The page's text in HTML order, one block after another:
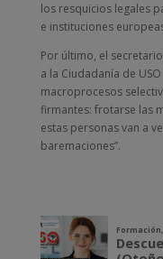
los resquicios legales
e instituciones
Por último, el
a la Ciudadanía de
macroprocesos
firmantes: frotarse las
estas personas van a
baremaciones”.